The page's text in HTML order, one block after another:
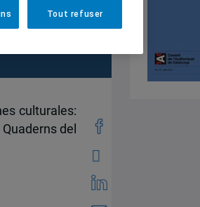
culturales:
del
Tout refuser